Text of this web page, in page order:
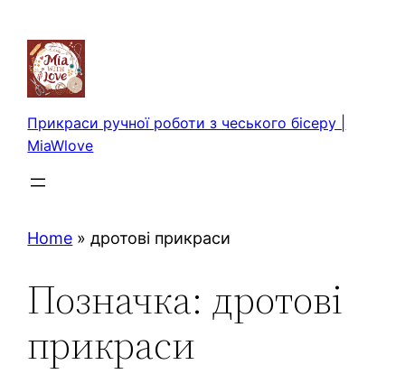
вмісту
Прикраси ручної роботи з чеського бісеру |
MiaWlove
Home »дротові прикраси
Позначка: дротові
прикраси